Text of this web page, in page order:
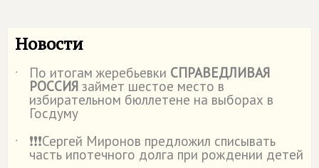
Новости
˙ По итогам жеребьевки СПРАВЕДЛИВАЯ
РОССИЯ займет шестое место в
избирательном бюллетене на выборах в
Госдуму
˙
❗️❗️❗️Сергей Миронов предложил списывать
часть ипотечного долга при рождении детей